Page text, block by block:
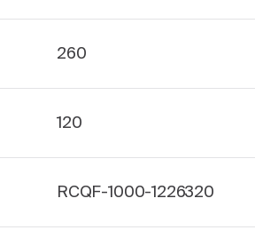
260
120
RCQF-1000-1226320